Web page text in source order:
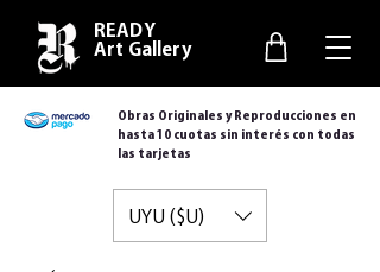
READY
Art Gallery
Obras Originales y Reproducciones en
hasta 10 cuotas sin interés con todas
las tarjetas
UYU ($U)